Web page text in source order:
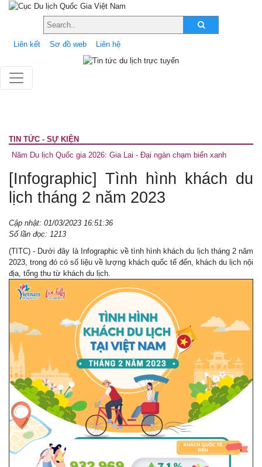
Liên kết Sơ đồ web Liên hệ
TIN TỨC - SỰ KIỆN
Năm Du lịch Quốc gia 2026: Gia Lai - Đại ngàn chạm biển xanh
[Infographic] Tình hình khách du
lịch tháng 2 năm 2023
Cập nhật: 01/03/2023 16:51:36
Số lần đọc: 1213
(TITC) - Dưới đây là Infographic về tình hình khách du lịch tháng 2 năm
2023, trong đó có số liệu về lượng khách quốc tế đến, khách du lịch nội
địa, tổng thu từ khách du lịch.